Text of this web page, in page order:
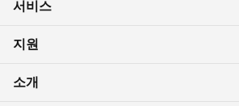
서비스
지원
소개